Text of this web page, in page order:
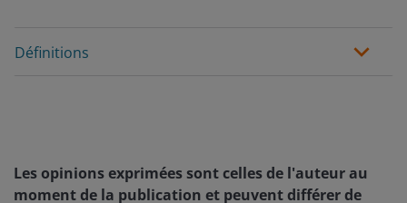
Définitions
Les opinions exprimées sont celles de l'auteur au
moment de la publication et peuvent différer de